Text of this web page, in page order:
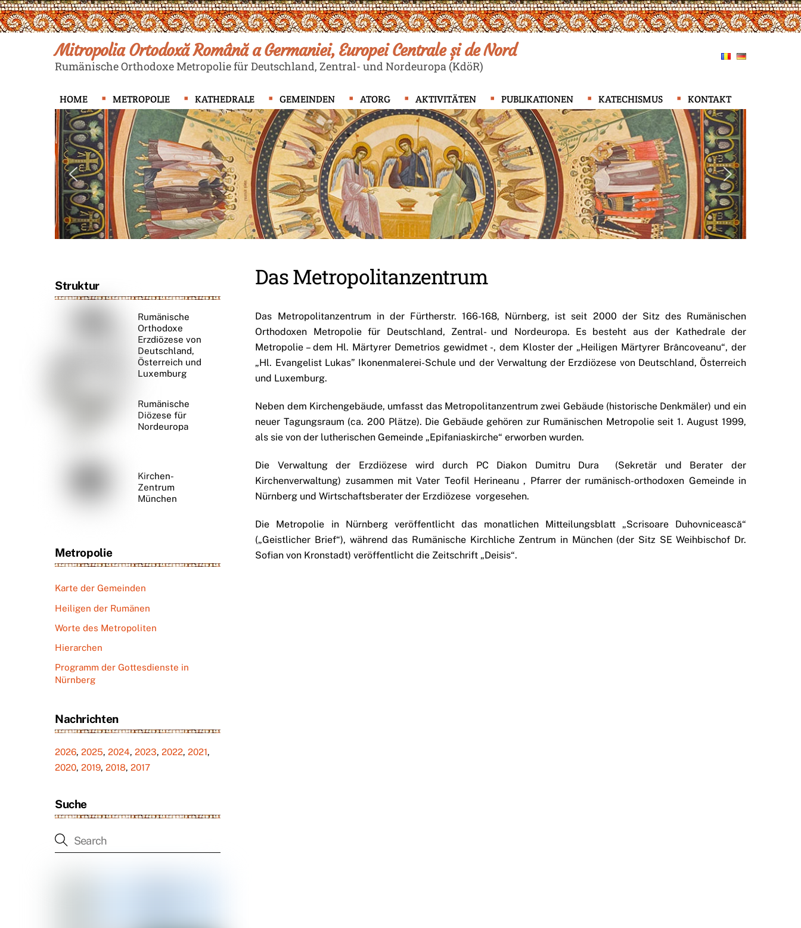
Skip
to
Mitropolia Ortodoxă Română a Germaniei, Europei Centrale și de Nord
Rumänische Orthodoxe Metropolie für Deutschland, Zentral- und Nordeuropa (KdöR)
HOME METROPOLIE KATHEDRALE GEMEINDEN ATORG AKTIVITÄTEN PUBLIKATIONEN KATECHISMUS KONTAKT
Das Metropolitanzentrum
Das Metropolitanzentrum in der Fürtherstr. 166-168, Nürnberg, ist seit 2000 der Sitz des Rumänischen
Orthodoxen Metropolie für Deutschland, Zentral- und Nordeuropa. Es besteht aus der Kathedrale der
Metropolie – dem Hl. Märtyrer Demetrios gewidmet -, dem Kloster der „Heiligen Märtyrer Brâncoveanu“, der
„Hl. Evangelist Lukas” Ikonenmalerei-Schule und der Verwaltung der Erzdiözese von Deutschland, Österreich
und Luxemburg.
Neben dem Kirchengebäude, umfasst das Metropolitanzentrum zwei Gebäude (historische Denkmäler) und ein
neuer Tagungsraum (ca. 200 Plätze). Die Gebäude gehören zur Rumänischen Metropolie seit 1. August 1999,
als sie von der lutherischen Gemeinde „Epifaniaskirche“ erworben wurden.
Die Verwaltung der Erzdiözese wird durch PC Diakon Dumitru Dura (Sekretär und Berater der
Kirchenverwaltung) zusammen mit Vater Teofil Herineanu , Pfarrer der rumänisch-orthodoxen Gemeinde in
Nürnberg und Wirtschaftsberater der Erzdiözese vorgesehen.
Die Metropolie in Nürnberg veröffentlicht das monatlichen Mitteilungsblatt „Scrisoare Duhovnicească“
(„Geistlicher Brief“), während das Rumänische Kirchliche Zentrum in München (der Sitz SE Weihbischof Dr.
Sofian von Kronstadt) veröffentlicht die Zeitschrift „Deisis“.
Struktur
Rumänische
Orthodoxe
Erzdiözese von
Deutschland,
Österreich und
Luxemburg
Rumänische
Diözese für
Nordeuropa
Kirchen-
Zentrum
München
Metropolie
Karte der Gemeinden
Heiligen der Rumänen
Worte des Metropoliten
Hierarchen
Programm der Gottesdienste in
Nürnberg
Nachrichten
2026, 2025, 2024, 2023, 2022, 2021,
2020, 2019, 2018, 2017
Suche